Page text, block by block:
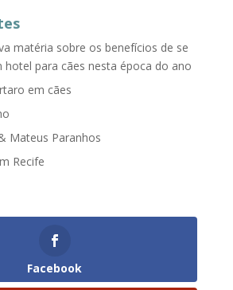
matéria sobre os benefícios de se
hotel para cães nesta época do ano
em cães
Mateus Paranhos
Recife
Facebook